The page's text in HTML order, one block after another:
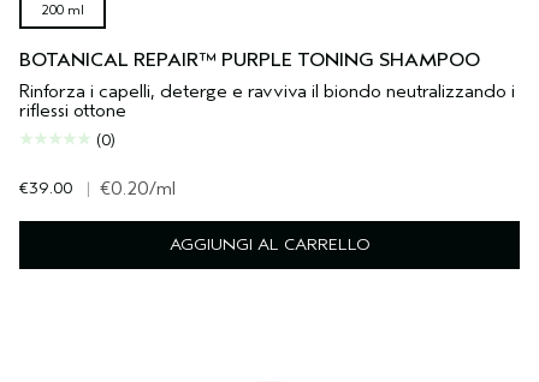
200 ml
BOTANICAL REPAIR™ PURPLE TONING SHAMPOO
Rinforza i capelli, deterge e ravviva il biondo neutralizzando i
riflessi ottone
(0)
€39.00 | €0.20/ml
AGGIUNGI AL CARRELLO